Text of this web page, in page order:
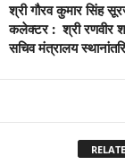
श्री गौरव कुमार सिंह
कलेक्टर : श्री रणवीर
सचिव मंत्रालय